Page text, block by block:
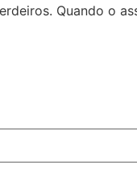
Quando o